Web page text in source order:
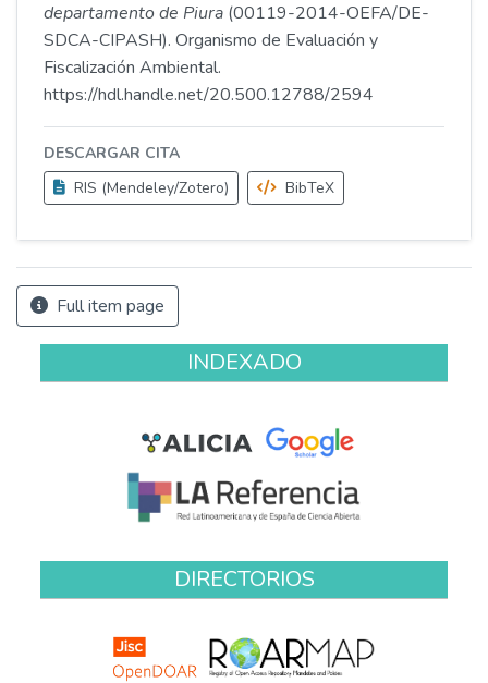
departamento de Piura (00119-2014-OEFA/DE-
SDCA-CIPASH). Organismo de Evaluación y
Fiscalización Ambiental.
https://hdl.handle.net/20.500.12788/2594
DESCARGAR CITA
RIS (Mendeley/Zotero)
BibTeX
Full item page
INDEXADO
DIRECTORIOS